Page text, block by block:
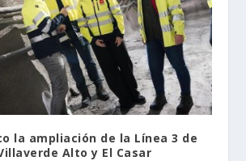
la ampliación de la Línea 3 de
Alto y El Casar